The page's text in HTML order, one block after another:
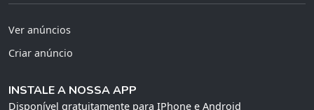
Ver anúncios
Criar anúncio
INSTALE A NOSSA APP
Disponível gratuitamente para IPhone e Android